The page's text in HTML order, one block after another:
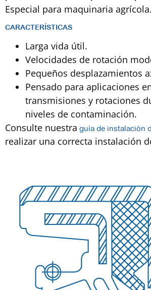
Especial para maquinaria agrícola.
CARACTERÍSTICAS
Larga vida útil.
Velocidades de rotación
Pequeños desplazamientos
Pensado para aplicaciones
transmisiones y rotaciones
niveles de contaminación.
Consulte nuestra guía de instalación
realizar una correcta instalación